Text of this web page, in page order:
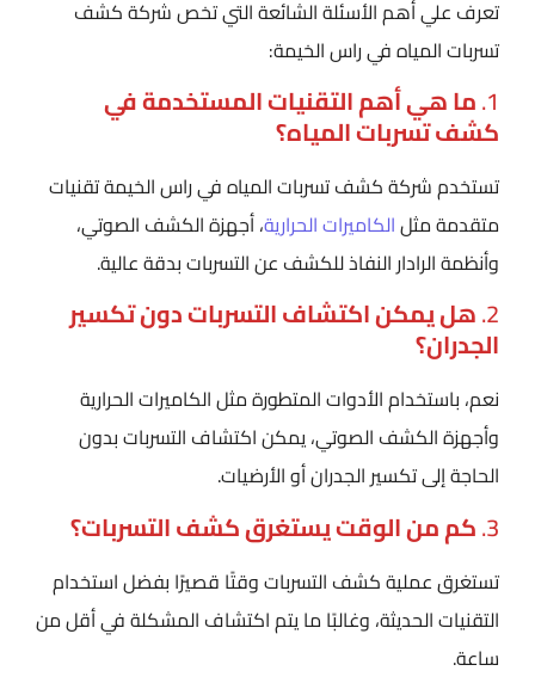
تعرف علي أهم الأسئلة الشائعة التي تخص شركة كشف
تسربات المياه في راس الخيمة:
1. ما هي أهم التقنيات المستخدمة في
كشف تسربات المياه؟
تستخدم شركة كشف تسربات المياه في راس الخيمة تقنيات
متقدمة مثلالكاميرات الحرارية، أجهزة الكشف الصوتي،
وأنظمة الرادار النفاذ للكشف عن التسربات بدقة عالية.
2. هل يمكن اكتشاف التسربات دون تكسير
الجدران؟
نعم، باستخدام الأدوات المتطورة مثل الكاميرات الحرارية
وأجهزة الكشف الصوتي، يمكن اكتشاف التسربات بدون
الحاجة إلى تكسير الجدران أو الأرضيات.
3. كم من الوقت يستغرق كشف التسربات؟
تستغرق عملية كشف التسربات وقتًا قصيرًا بفضل استخدام
التقنيات الحديثة، وغالبًا ما يتم اكتشاف المشكلة في أقل من
ساعة.